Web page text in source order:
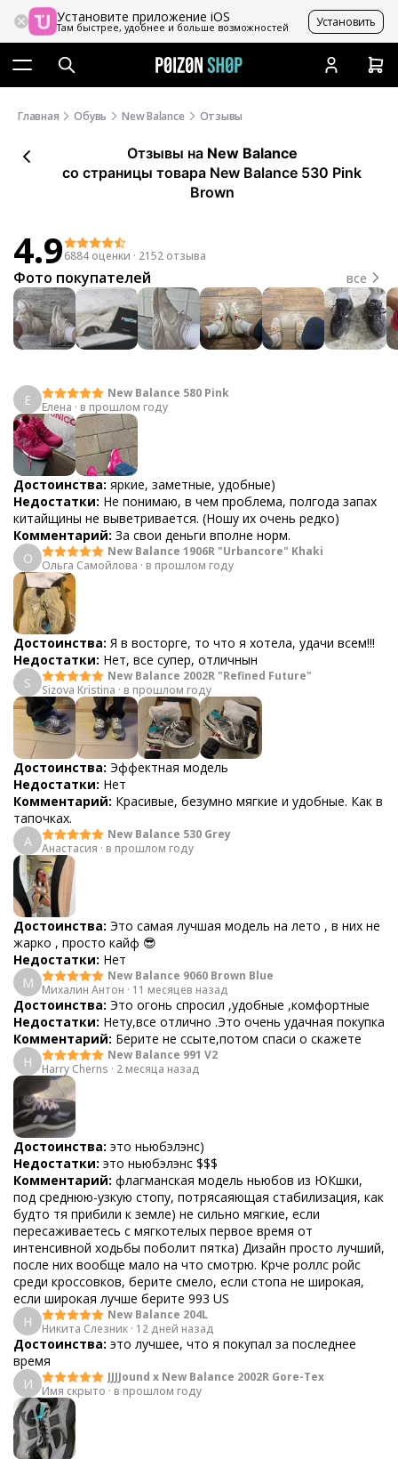
Установите приложение iOS
Там быстрее, удобнее и больше возможностей Установить
Главная Обувь New Balance Отзывы
Отзывы на New Balance
со страницы товара New Balance 530 Pink
Brown
4.96884 оценки · 2152 отзыва
Фото покупателей все
Е
New Balance 580 Pink
Елена · в прошлом году
Достоинства: яркие, заметные, удобные)
Недостатки: Не понимаю, в чем проблема, полгода запах
китайщины не выветривается. (Ношу их очень редко)
Комментарий: За свои деньги вполне норм.
О
New Balance 1906R "Urbancore" Khaki
Ольга Самойлова · в прошлом году
Достоинства: Я в восторге, то что я хотела, удачи всем!!!
Недостатки: Нет, все супер, отличнын
S
New Balance 2002R "Refined Future"
Sizova Kristina · в прошлом году
Достоинства: Эффектная модель
Недостатки: Нет
Комментарий: Красивые, безумно мягкие и удобные. Как в
тапочках.
А
New Balance 530 Grey
Анастасия · в прошлом году
Достоинства: Это самая лучшая модель на лето , в них не
жарко , просто кайф 😎
Недостатки: Нет
М
New Balance 9060 Brown Blue
Михалин Антон · 11 месяцев назад
Достоинства: Это огонь спросил ,удобные ,комфортные
Недостатки: Нету,все отлично .Это очень удачная покупка
Комментарий: Берите не ссыте,потом спаси о скажете
H
New Balance 991 V2
Harry Cherns · 2 месяца назад
Достоинства: это ньюбэлэнс)
Недостатки: это ньюбэлэнс $$$
Комментарий: флагманская модель ньюбов из ЮКшки,
под среднюю-узкую стопу, потрясаяющая стабилизация, как
будто тя прибили к земле) не сильно мягкие, если
пересаживаетесь с мягкотелых первое время от
интенсивной ходьбы поболит пятка) Дизайн просто лучший,
после них вообще мало на что смотрю. Крче роллс ройс
среди кроссовков, берите смело, если стопа не широкая,
если широкая лучше берите 993 US
Н
New Balance 204L
Никита Слезник · 12 дней назад
Достоинства: это лучшее, что я покупал за последнее
время
И
JJJJound x New Balance 2002R Gore-Tex
Имя скрыто · в прошлом году